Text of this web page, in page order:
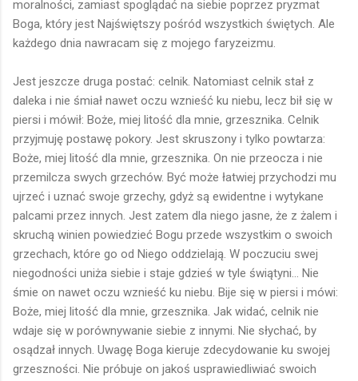
moralności, zamiast spoglądać na siebie poprzez pryzmat
Boga, który jest Najświętszy pośród wszystkich świętych. Ale
każdego dnia nawracam się z mojego faryzeizmu.
Jest jeszcze druga postać: celnik. Natomiast celnik stał z
daleka i nie śmiał nawet oczu wznieść ku niebu, lecz bił się w
piersi i mówił: Boże, miej litość dla mnie, grzesznika. Celnik
przyjmuję postawę pokory. Jest skruszony i tylko powtarza:
Boże, miej litość dla mnie, grzesznika. On nie przeocza i nie
przemilcza swych grzechów. Być może łatwiej przychodzi mu
ujrzeć i uznać swoje grzechy, gdyż są ewidentne i wytykane
palcami przez innych. Jest zatem dla niego jasne, że z żalem i
skruchą winien powiedzieć Bogu przede wszystkim o swoich
grzechach, które go od Niego oddzielają. W poczuciu swej
niegodności uniża siebie i staje gdzieś w tyle świątyni... Nie
śmie on nawet oczu wznieść ku niebu. Bije się w piersi i mówi:
Boże, miej litość dla mnie, grzesznika. Jak widać, celnik nie
wdaje się w porównywanie siebie z innymi. Nie słychać, by
osądzał innych. Uwagę Boga kieruje zdecydowanie ku swojej
grzeszności. Nie próbuje on jakoś usprawiedliwiać swoich